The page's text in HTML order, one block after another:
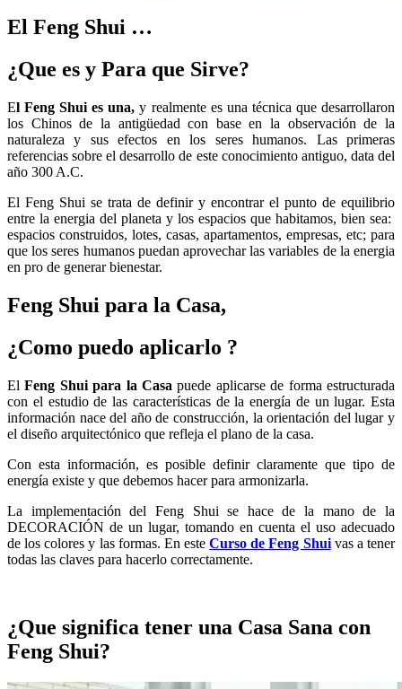
El Feng Shui …
¿Que es y Para que Sirve?
El Feng Shui es una, y realmente es una técnica que desarrollaron
los Chinos de la antigüedad con base en la observación de la
naturaleza y sus efectos en los seres humanos. Las primeras
referencias sobre el desarrollo de este conocimiento antiguo, data del
año 300 A.C.
El Feng Shui se trata de definir y encontrar el punto de equilibrio
entre la energia del planeta y los espacios que habitamos, bien sea:
espacios construidos, lotes, casas, apartamentos, empresas, etc; para
que los seres humanos puedan aprovechar las variables de la energia
en pro de generar bienestar.
Feng Shui para la Casa,
¿Como puedo aplicarlo ?
ElFeng Shui para la Casa puede aplicarse de forma estructurada
con el estudio de las características de la energía de un lugar. Esta
información nace del año de construcción, la orientación del lugar y
el diseño arquitectónico que refleja el plano de la casa.
Con esta información, es posible definir claramente que tipo de
energía existe y que debemos hacer para armonizarla.
La implementación del Feng Shui se hace de la mano de la
DECORACIÓN de un lugar, tomando en cuenta el uso adecuado
de los colores y las formas. En esteCurso de Feng Shuivas a tener
todas las claves para hacerlo correctamente.
¿Que significa tener una Casa Sana con
Feng Shui?